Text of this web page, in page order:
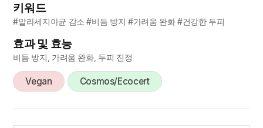
키워드
#말라세지아균 감소 #비듬 방지 #가려움 완화 #건강한 두피
효과 및 효능
비듬 방지, 가려움 완화, 두피 진정
Vegan Cosmos/Ecocert